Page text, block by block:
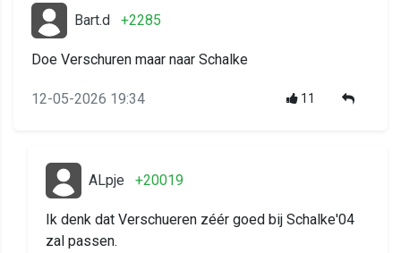
Bart.d +2285
Doe Verschuren maar naar Schalke
12-05-2026 19:34 11
ALpje +20019
Ik denk dat Verschueren zéér goed bij Schalke'04
zal passen.